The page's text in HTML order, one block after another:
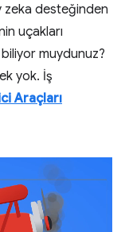
zeka desteğinden
uçakları
muydunuz?
yok. İş
Araçları